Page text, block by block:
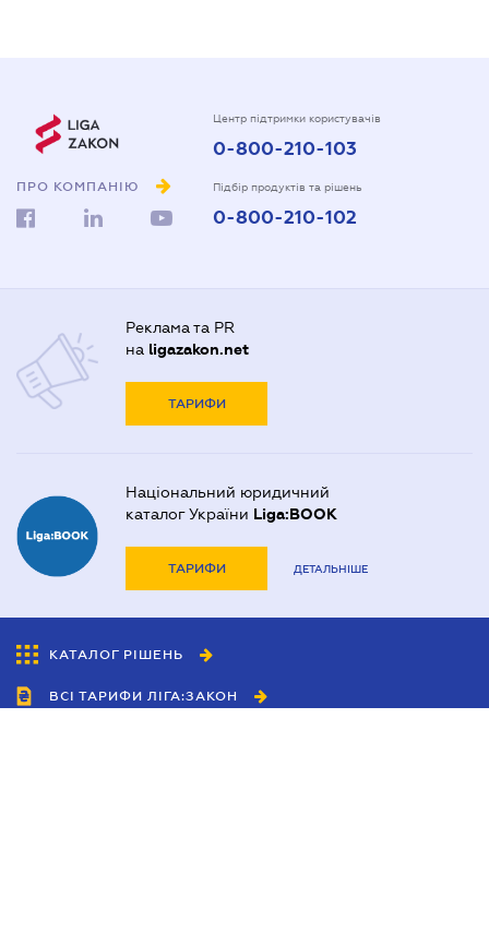
ПРО КОМПАНІЮ
Центр підтримки користувачів
0-800-210-103
Підбір продуктів та рішень
0-800-210-102
Реклама та PR
на ligazakon.net
ТАРИФИ
Національний юридичний
каталог України Liga:BOOK
ТАРИФИ ДЕТАЛЬНІШЕ
КАТАЛОГ РІШЕНЬ
ВСІ ТАРИФИ ЛІГА:ЗАКОН